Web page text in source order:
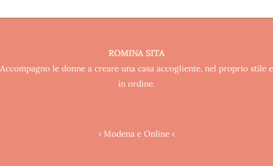
ROMINA SITA
Accompagno le donne a creare una casa accogliente, nel proprio stile e
in ordine.
› Modena e Online ‹